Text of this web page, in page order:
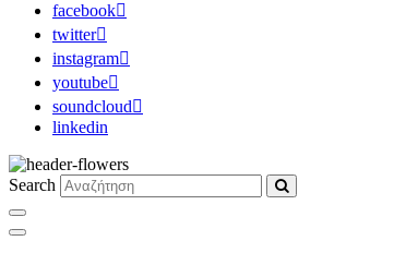
facebook
twitter
instagram
youtube
soundcloud
linkedin
Search